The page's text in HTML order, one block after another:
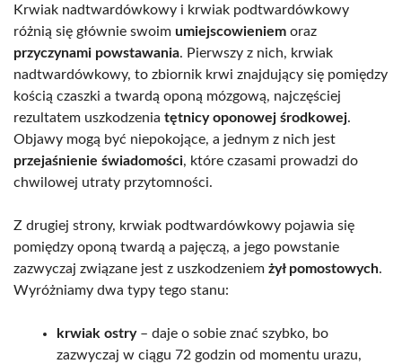
Krwiak nadtwardówkowy i krwiak podtwardówkowy
różnią się głównie swoim umiejscowieniem oraz
przyczynami powstawania. Pierwszy z nich, krwiak
nadtwardówkowy, to zbiornik krwi znajdujący się pomiędzy
kością czaszki a twardą oponą mózgową, najczęściej
rezultatem uszkodzenia tętnicy oponowej środkowej.
Objawy mogą być niepokojące, a jednym z nich jest
przejaśnienie świadomości, które czasami prowadzi do
chwilowej utraty przytomności.
Z drugiej strony, krwiak podtwardówkowy pojawia się
pomiędzy oponą twardą a pajęczą, a jego powstanie
zazwyczaj związane jest z uszkodzeniem żył pomostowych.
Wyróżniamy dwa typy tego stanu:
krwiak ostry– daje o sobie znać szybko, bo
zazwyczaj w ciągu 72 godzin od momentu urazu,